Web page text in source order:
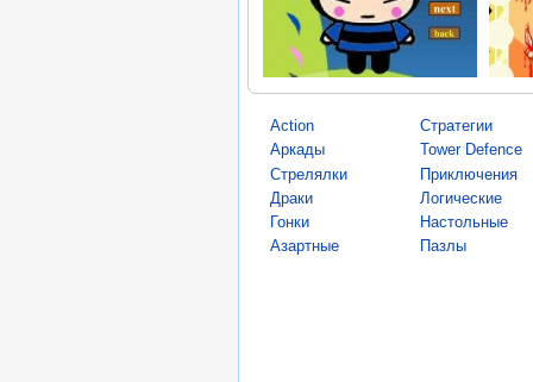
Action
Аркады
Стрелялки
Драки
Гонки
Азартные
Стратегии
Tower Defence
Приключения
Логические
Настольные
Пазлы